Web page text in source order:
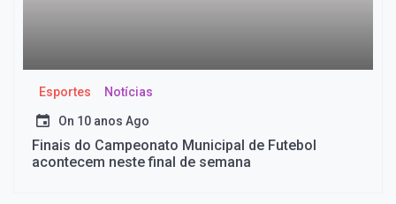
Esportes Notícias
On 10 anos Ago
Finais do Campeonato Municipal de Futebol
acontecem neste final de semana